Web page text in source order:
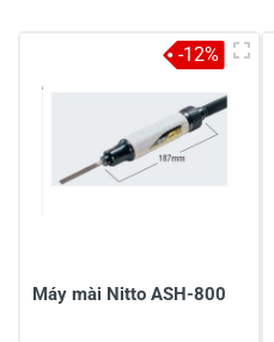
Máy mài Nitto ASH-800
-12%